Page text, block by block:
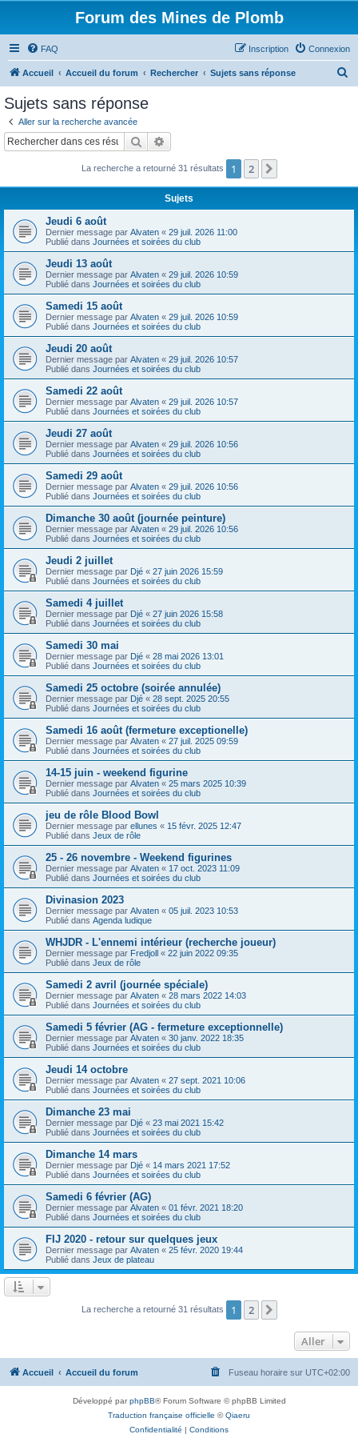
Forum des Mines de Plomb
FAQ Connexion
Inscription
Accueil Accueil du forum Rechercher Sujets sans réponse
c
Sujets sans réponse
Aller sur la recherche avancée
Rechercher
La recherche a retourné 31 résultats 1 2
Sujets
Jeudi 6 août
Dernier message par Alvaten « 29 juil. 2026 11:00
Publié dans Journées et soirées du club
Jeudi 13 août
Dernier message par Alvaten « 29 juil. 2026 10:59
Publié dans Journées et soirées du club
Samedi 15 août
Dernier message par Alvaten « 29 juil. 2026 10:59
Publié dans Journées et soirées du club
Jeudi 20 août
Dernier message par Alvaten « 29 juil. 2026 10:57
Publié dans Journées et soirées du club
Samedi 22 août
Dernier message par Alvaten « 29 juil. 2026 10:57
Publié dans Journées et soirées du club
Jeudi 27 août
Dernier message par Alvaten « 29 juil. 2026 10:56
Publié dans Journées et soirées du club
Samedi 29 août
Dernier message par Alvaten « 29 juil. 2026 10:56
Publié dans Journées et soirées du club
Dimanche 30 août (journée peinture)
Dernier message par Alvaten « 29 juil. 2026 10:56
Publié dans Journées et soirées du club
Jeudi 2 juillet
Dernier message par Djé « 27 juin 2026 15:59
Publié dans Journées et soirées du club
Samedi 4 juillet
Dernier message par Djé « 27 juin 2026 15:58
Publié dans Journées et soirées du club
Samedi 30 mai
Dernier message par Djé « 28 mai 2026 13:01
Publié dans Journées et soirées du club
Samedi 25 octobre (soirée annulée)
Dernier message par Djé « 28 sept. 2025 20:55
Publié dans Journées et soirées du club
Samedi 16 août (fermeture exceptionelle)
Dernier message par Alvaten « 27 juil. 2025 09:59
Publié dans Journées et soirées du club
14-15 juin - weekend figurine
Dernier message par Alvaten « 25 mars 2025 10:39
Publié dans Journées et soirées du club
jeu de rôle Blood Bowl
Dernier message par ellunes « 15 févr. 2025 12:47
Publié dans Jeux de rôle
25 - 26 novembre - Weekend figurines
Dernier message par Alvaten « 17 oct. 2023 11:09
Publié dans Journées et soirées du club
Divinasion 2023
Dernier message par Alvaten « 05 juil. 2023 10:53
Publié dans Agenda ludique
WHJDR - L'ennemi intérieur (recherche joueur)
Dernier message par Fredjoll « 22 juin 2022 09:35
Publié dans Jeux de rôle
Samedi 2 avril (journée spéciale)
Dernier message par Alvaten « 28 mars 2022 14:03
Publié dans Journées et soirées du club
Samedi 5 février (AG - fermeture exceptionnelle)
Dernier message par Alvaten « 30 janv. 2022 18:35
Publié dans Journées et soirées du club
Jeudi 14 octobre
Dernier message par Alvaten « 27 sept. 2021 10:06
Publié dans Journées et soirées du club
Dimanche 23 mai
Dernier message par Djé « 23 mai 2021 15:42
Publié dans Journées et soirées du club
Dimanche 14 mars
Dernier message par Djé « 14 mars 2021 17:52
Publié dans Journées et soirées du club
Samedi 6 février (AG)
Dernier message par Alvaten « 01 févr. 2021 18:20
Publié dans Journées et soirées du club
FIJ 2020 - retour sur quelques jeux
Dernier message par Alvaten « 25 févr. 2020 19:44
Publié dans Jeux de plateau
La recherche a retourné 31 résultats 1 2
Aller
Accueil Accueil du forum Fuseau horaire sur UTC+02:00
Développé parphpBB® Forum Software © phpBB Limited
Traduction française officielle ©Qiaeru
Confidentialité | Conditions